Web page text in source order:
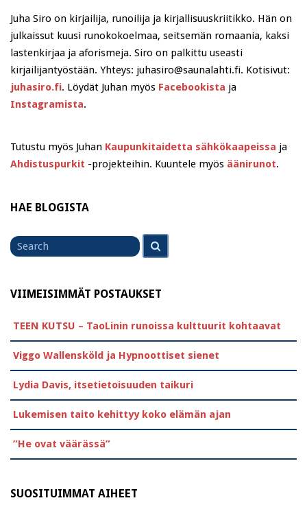
Juha Siro on kirjailija, runoilija ja kirjallisuuskriitikko. Hän on
julkaissut kuusi runokokoelmaa, seitsemän romaania, kaksi
lastenkirjaa ja aforismeja. Siro on palkittu useasti
kirjailijantyöstään. Yhteys: juhasiro@saunalahti.fi. Kotisivut:
juhasiro.fi. Löydät Juhan myös Facebookista ja
Instagramista.
Tutustu myös Juhan Kaupunkitaidetta sähkökaapeissa ja
Ahdistuspurkit -projekteihin. Kuuntele myös äänirunot.
HAE BLOGISTA
Search
for
VIIMEISIMMÄT POSTAUKSET
TEEN KUTSU – TaoLinin runoissa kulttuurit kohtaavat
Viggo Wallensköld ja Hypnoottiset sienet
Lydia Davis, itsetietoisuuden taikuri
Lukemisen taito kehittyy koko elämän ajan
”He ovat väärässä”
SUOSITUIMMAT AIHEET